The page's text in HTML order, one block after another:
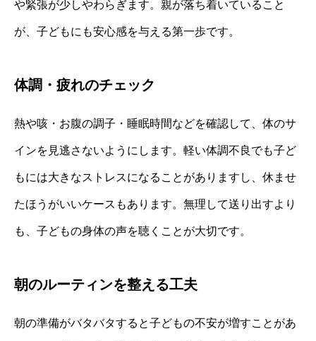
や緊張が少しやわらぎます。親が落ち着いていること
が、子どもにも安心感を与える第一歩です。
体調・疲れのチェック
熱や咳・お腹の調子・睡眠時間などを確認して、体のサ
インを見逃さないようにします。軽い体調不良でも子ど
もには大きなストレスになることがありますし、休ませ
たほうがいいケースもあります。無理して送り出すより
も、子どもの身体の声を聴くことが大切です。
朝のルーティンを整える工夫
朝の準備がバタバタすると子どもの不安が増すことがあ